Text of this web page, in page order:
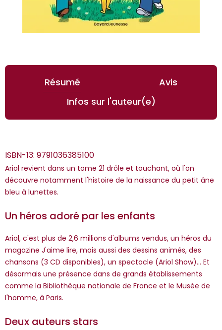
Résumé
Avis
Infos sur l'auteur(e)
ISBN-13: 9791036385100
Ariol revient dans un tome 21 drôle et touchant, où l'on
découvre notamment l'histoire de la naissance du petit âne
bleu à lunettes.
Un héros adoré par les enfants
Ariol, c'est plus de 2,6 millions d'albums vendus, un héros du
magazine J'aime lire, mais aussi des dessins animés, des
chansons (3 CD disponibles), un spectacle (Ariol Show)... Et
désormais une présence dans de grands établissements
comme la Bibliothèque nationale de France et le Musée de
l'homme, à Paris.
Deux auteurs stars
*Guests cannot publish reviews